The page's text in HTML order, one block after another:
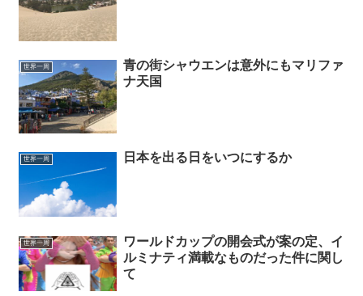
世界一周
青の街シャウエンは意外にもマリファ
ナ天国
世界一周 日本を出る日をいつにするか
世界一周
ワールドカップの開会式が案の定、イ
ルミナティ満載なものだった件に関し
て